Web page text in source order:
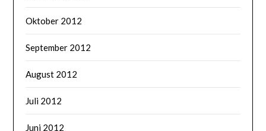
Oktober 2012
September 2012
August 2012
Juli 2012
Juni 2012